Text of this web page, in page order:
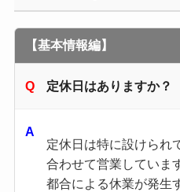
【基本情報編】
定休日はありますか？
定休日は特に設けられ
合わせて営業していま
都合による休業が発生